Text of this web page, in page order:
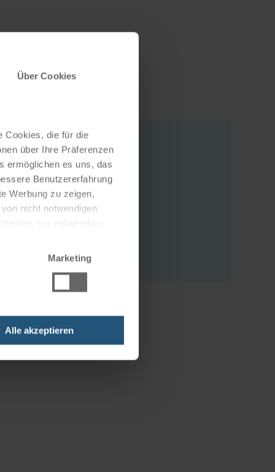
Über Cookies
Cookies, die für die
über Ihre Präferenzen
ermöglichen es uns, das
Benutzererfahrung
Werbung zu zeigen,
nicht notwendigen
Marketing
Alle akzeptieren
Adresse
Kaiserstraße 72-74
76133 Karlsruhe